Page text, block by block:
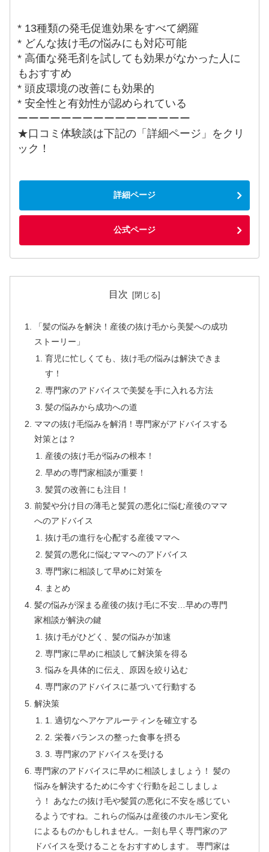
* 13種類の発毛促進効果をすべて網羅
* どんな抜け毛の悩みにも対応可能
* 高価な発毛剤を試しても効果がなかった人に
もおすすめ
* 頭皮環境の改善にも効果的
* 安全性と有効性が認められている
ーーーーーーーーーーーーーーーー
★口コミ体験談は下記の「詳細ページ」をクリ
ック！
詳細ページ
公式ページ
目次
「髪の悩みを解決！産後の抜け毛から美髪への成功
ストーリー」
育児に忙しくても、抜け毛の悩みは解決できま
す！
専門家のアドバイスで美髪を手に入れる方法
髪の悩みから成功への道
ママの抜け毛悩みを解消！専門家がアドバイスする
対策とは？
産後の抜け毛が悩みの根本！
早めの専門家相談が重要！
髪質の改善にも注目！
前髪や分け目の薄毛と髪質の悪化に悩む産後のママ
へのアドバイス
抜け毛の進行を心配する産後ママへ
髪質の悪化に悩むママへのアドバイス
専門家に相談して早めに対策を
まとめ
髪の悩みが深まる産後の抜け毛に不安…早めの専門
家相談が解決の鍵
抜け毛がひどく、髪の悩みが加速
専門家に早めに相談して解決策を得る
悩みを具体的に伝え、原因を絞り込む
専門家のアドバイスに基づいて行動する
解決策
1. 適切なヘアケアルーティンを確立する
2. 栄養バランスの整った食事を摂る
3. 専門家のアドバイスを受ける
専門家のアドバイスに早めに相談しましょう！ 髪の
悩みを解決するために今すぐ行動を起こしましょ
う！ あなたの抜け毛や髪質の悪化に不安を感じてい
るようですね。これらの悩みは産後のホルモン変化
によるものかもしれません。一刻も早く専門家のア
ドバイスを受けることをおすすめします。 専門家は